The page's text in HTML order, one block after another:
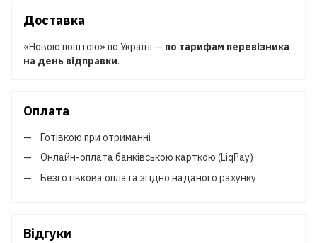
Доставка
«Новою поштою» по Україні — по тарифам перевізника
на день відправки.
Оплата
Готівкою при отриманні
Онлайн-оплата банківською карткою (LiqPay)
Безготівкова оплата згідно наданого рахунку
Відгуки